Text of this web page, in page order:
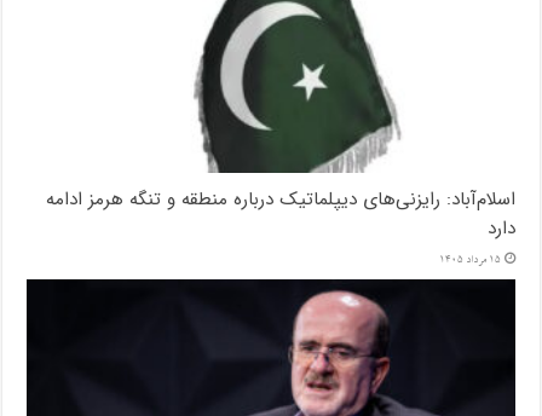
اسلام‌آباد: رایزنی‌های دیپلماتیک درباره منطقه و تنگه هرمز ادامه
دارد
15 مرداد 1405